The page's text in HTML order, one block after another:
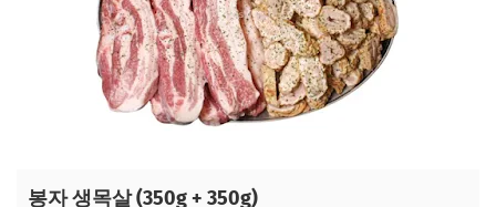
봉자 생목살 (350g + 350g)